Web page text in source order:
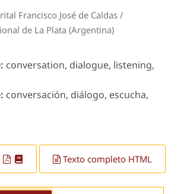
Francisco José de Caldas /
de La Plata (Argentina)
conversation, dialogue, listening,
conversación, diálogo, escucha,
Texto completo HTML